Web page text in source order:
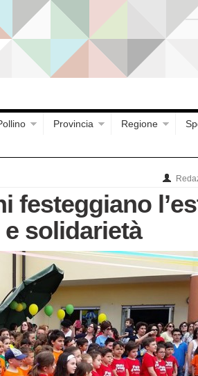
Provincia Regione
festeggiano
solidarietà